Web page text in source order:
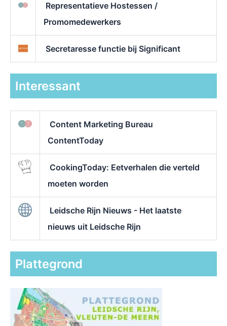
Representatieve Hostessen /
Promomedewerkers
Secretaresse functie bij Significant
Interessant
Content Marketing Bureau
ContentToday
CookingToday: Eetverhalen die verteld
moeten worden
Leidsche Rijn Nieuws - Het laatste
nieuws uit Leidsche Rijn
Plattegrond